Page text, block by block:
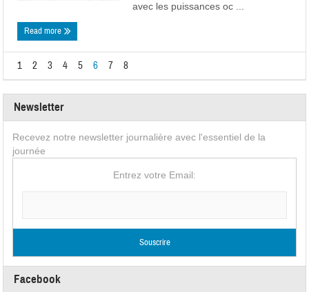
avec les puissances oc ...
Read more
1 2 3 4 5 6 7 8
Newsletter
Recevez notre newsletter journalière avec l'essentiel de la
journée
Entrez votre Email:
Facebook